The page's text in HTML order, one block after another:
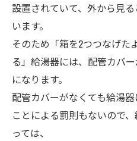
設置されていて、外から見
います。
そのため「箱を2つつなげた
る」給湯器には、配管カバ
になります。
配管カバーがなくても給湯
ことによる罰則もないので
っては、